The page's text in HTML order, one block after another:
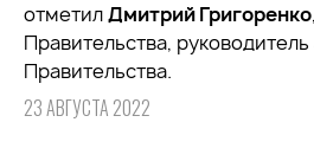
отметилДмитрий Григоренко
Правительства,
Правительства.
23 АВГУСТА 2022